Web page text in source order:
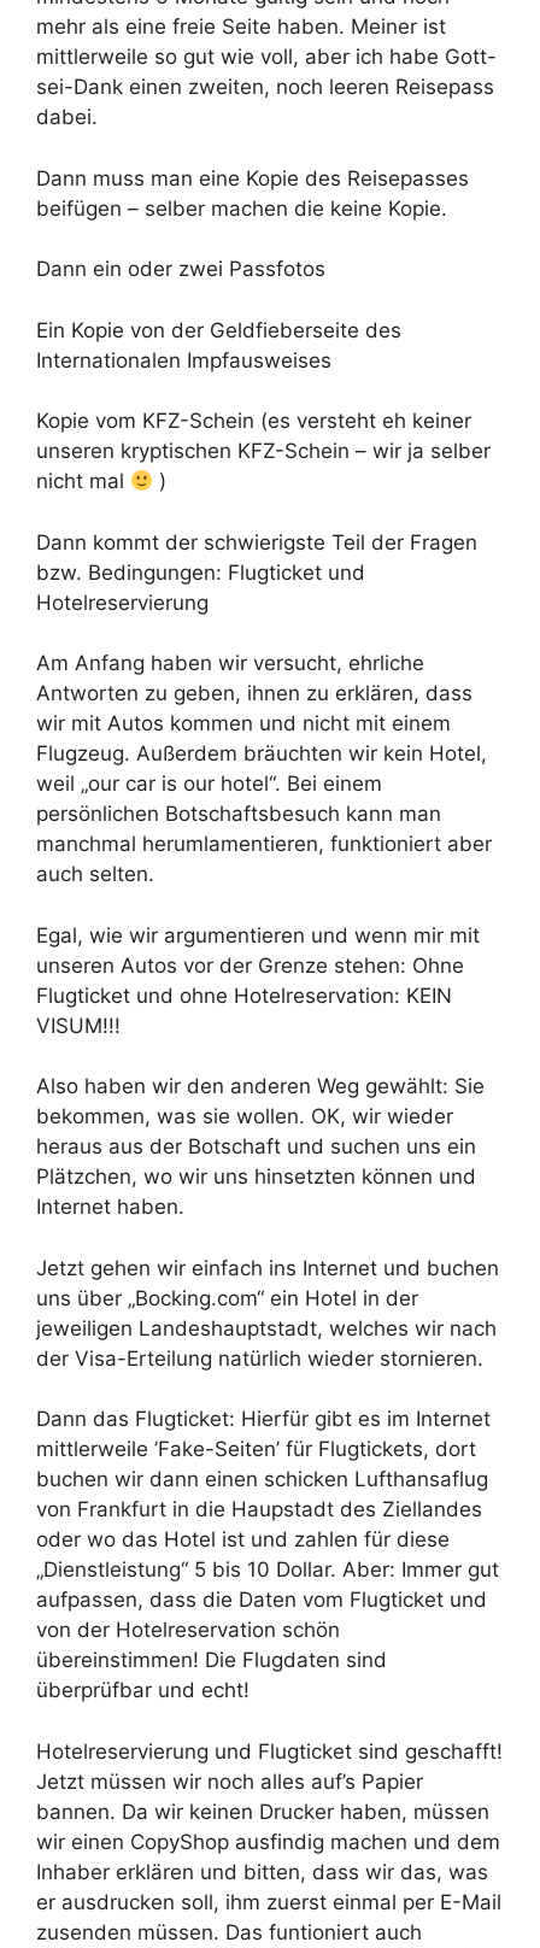
mehr als eine freie Seite haben. Meiner ist
mittlerweile so gut wie voll, aber ich habe Gott-
sei-Dank einen zweiten, noch leeren Reisepass
dabei.
Dann muss man eine Kopie des Reisepasses
beifügen – selber machen die keine Kopie.
Dann ein oder zwei Passfotos
Ein Kopie von der Geldfieberseite des
Internationalen Impfausweises
Kopie vom KFZ-Schein (es versteht eh keiner
unseren kryptischen KFZ-Schein – wir ja selber
nicht mal
)
Dann kommt der schwierigste Teil der Fragen
bzw. Bedingungen: Flugticket und
Hotelreservierung
Am Anfang haben wir versucht, ehrliche
Antworten zu geben, ihnen zu erklären, dass
wir mit Autos kommen und nicht mit einem
Flugzeug. Außerdem bräuchten wir kein Hotel,
weil „our car is our hotel“. Bei einem
persönlichen Botschaftsbesuch kann man
manchmal herumlamentieren, funktioniert aber
auch selten.
Egal, wie wir argumentieren und wenn mir mit
unseren Autos vor der Grenze stehen: Ohne
Flugticket und ohne Hotelreservation: KEIN
VISUM!!!
Also haben wir den anderen Weg gewählt: Sie
bekommen, was sie wollen. OK, wir wieder
heraus aus der Botschaft und suchen uns ein
Plätzchen, wo wir uns hinsetzten können und
Internet haben.
Jetzt gehen wir einfach ins Internet und buchen
uns über „Bocking.com“ ein Hotel in der
jeweiligen Landeshauptstadt, welches wir nach
der Visa-Erteilung natürlich wieder stornieren.
Dann das Flugticket: Hierfür gibt es im Internet
mittlerweile ’Fake-Seiten’ für Flugtickets, dort
buchen wir dann einen schicken Lufthansaflug
von Frankfurt in die Haupstadt des Ziellandes
oder wo das Hotel ist und zahlen für diese
„Dienstleistung“ 5 bis 10 Dollar. Aber: Immer gut
aufpassen, dass die Daten vom Flugticket und
von der Hotelreservation schön
übereinstimmen! Die Flugdaten sind
überprüfbar und echt!
Hotelreservierung und Flugticket sind geschafft!
Jetzt müssen wir noch alles auf’s Papier
bannen. Da wir keinen Drucker haben, müssen
wir einen CopyShop ausfindig machen und dem
Inhaber erklären und bitten, dass wir das, was
er ausdrucken soll, ihm zuerst einmal per E-Mail
zusenden müssen. Das funtioniert auch